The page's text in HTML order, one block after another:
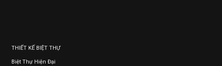
THIẾT KẾ BIỆT THỰ
Biệt Thự Hiện Đại